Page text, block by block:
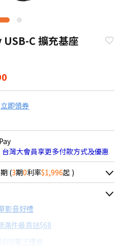
C 擴充基座
立即領券
灣大會員享更多付款方式及優惠
(3期0利率$1,996起 )
購物車顯示為主
額 配合銀行/業者
影音好禮
滿件最高送$68
電子禮券